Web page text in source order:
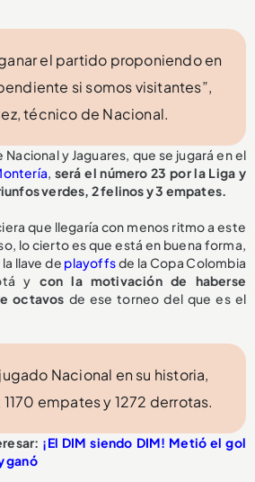
el partido proponiendo en
si somos visitantes”,
técnico de Nacional.
y Jaguares, que se jugará en el
, será el número 23 por la Liga y
verdes, 2 felinos y 3 empates.
que llegaría con menos ritmo a este
lo cierto es que está en buena forma,
llave de playoffsde la Copa Colombia
y con la motivación de haberse
octavos de ese torneo del que es el
Nacional en su historia,
empates y 1272 derrotas.
¡El DIM siendo DIM! Metió el gol
ganó